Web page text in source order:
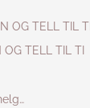
OG TELL TIL TI
TELL TIL TI